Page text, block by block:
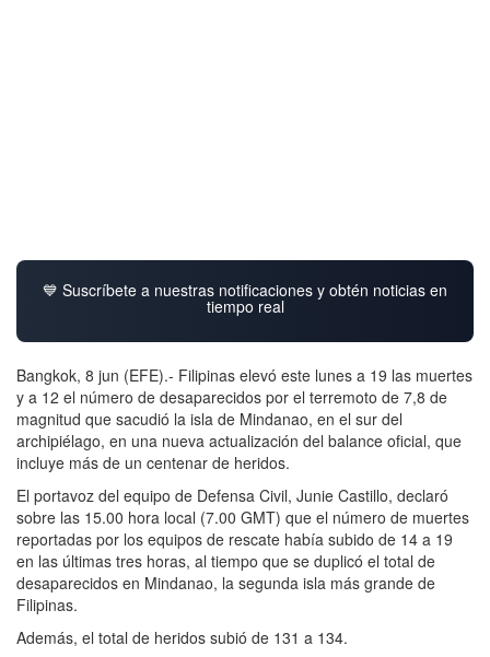
💙 Suscríbete a nuestras notificaciones y obtén noticias en
tiempo real
Bangkok, 8 jun (EFE).- Filipinas elevó este lunes a 19 las muertes
y a 12 el número de desaparecidos por el terremoto de 7,8 de
magnitud que sacudió la isla de Mindanao, en el sur del
archipiélago, en una nueva actualización del balance oficial, que
incluye más de un centenar de heridos.
El portavoz del equipo de Defensa Civil, Junie Castillo, declaró
sobre las 15.00 hora local (7.00 GMT) que el número de muertes
reportadas por los equipos de rescate había subido de 14 a 19
en las últimas tres horas, al tiempo que se duplicó el total de
desaparecidos en Mindanao, la segunda isla más grande de
Filipinas.
Además, el total de heridos subió de 131 a 134.